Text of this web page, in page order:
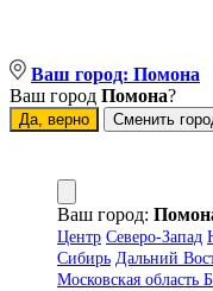
Ваш город: Помона
Ваш город Помона?
Да, верно Сменить
Ваш город:
Центр Северо-Запад
Сибирь Дальний
Московская область